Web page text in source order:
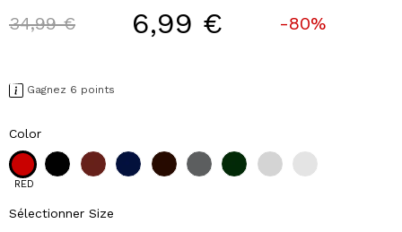
Price reduced from
34,99 €to 6,99 € -80%
Gagnez 6 points
Color
RED
Sélectionner Size